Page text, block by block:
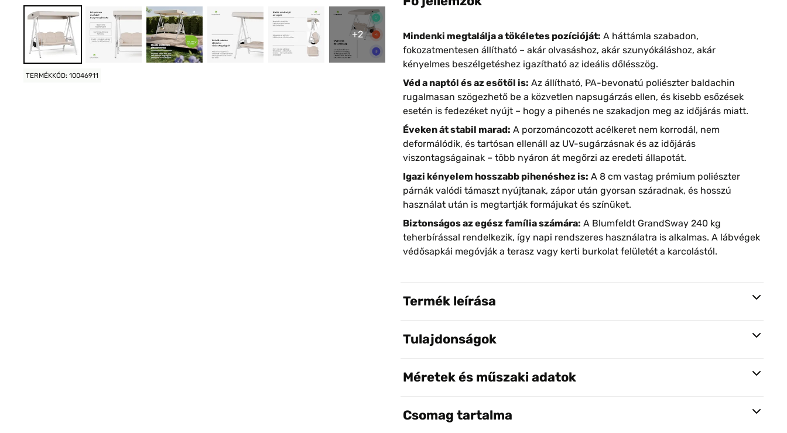
+2
TERMÉKKÓD: 10046911
Mindenki megtalálja a tökéletes pozícióját: A háttámla szabadon,
fokozatmentesen állítható – akár olvasáshoz, akár szunyókáláshoz, akár
kényelmes beszélgetéshez igazítható az ideális dőlésszög.
Véd a naptól és az esőtől is: Az állítható, PA-bevonatú poliészter baldachin
rugalmasan szögezhető be a közvetlen napsugárzás ellen, és kisebb esőzések
esetén is fedezéket nyújt – hogy a pihenés ne szakadjon meg az időjárás miatt.
Éveken át stabil marad: A porzománcozott acélkeret nem korrodál, nem
deformálódik, és tartósan ellenáll az UV-sugárzásnak és az időjárás
viszontagságainak – több nyáron át megőrzi az eredeti állapotát.
Igazi kényelem hosszabb pihenéshez is: A 8 cm vastag prémium poliészter
párnák valódi támaszt nyújtanak, zápor után gyorsan száradnak, és hosszú
használat után is megtartják formájukat és színüket.
Biztonságos az egész família számára: A Blumfeldt GrandSway 240 kg
teherbírással rendelkezik, így napi rendszeres használatra is alkalmas. A lábvégek
védősapkái megóvják a terasz vagy kerti burkolat felületét a karcolástól.
Termék leírása
Tulajdonságok
Méretek és műszaki adatok
Csomag tartalma